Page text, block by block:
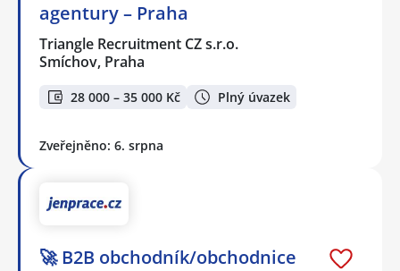
agentury – Praha
Triangle Recruitment CZ s.r.o.
Smíchov, Praha
28 000 – 35 000 Kč Plný úvazek
Zveřejněno: 6. srpna
🚀 B2B obchodník/obchodnice